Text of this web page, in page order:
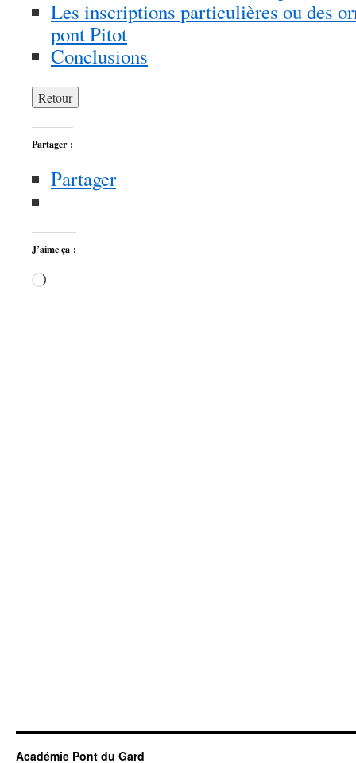
Les inscriptions particulières ou des
pont Pitot
Conclusions
Partager :
Partager
J’aime ça :
Chargement…
Académie Pont du Gard